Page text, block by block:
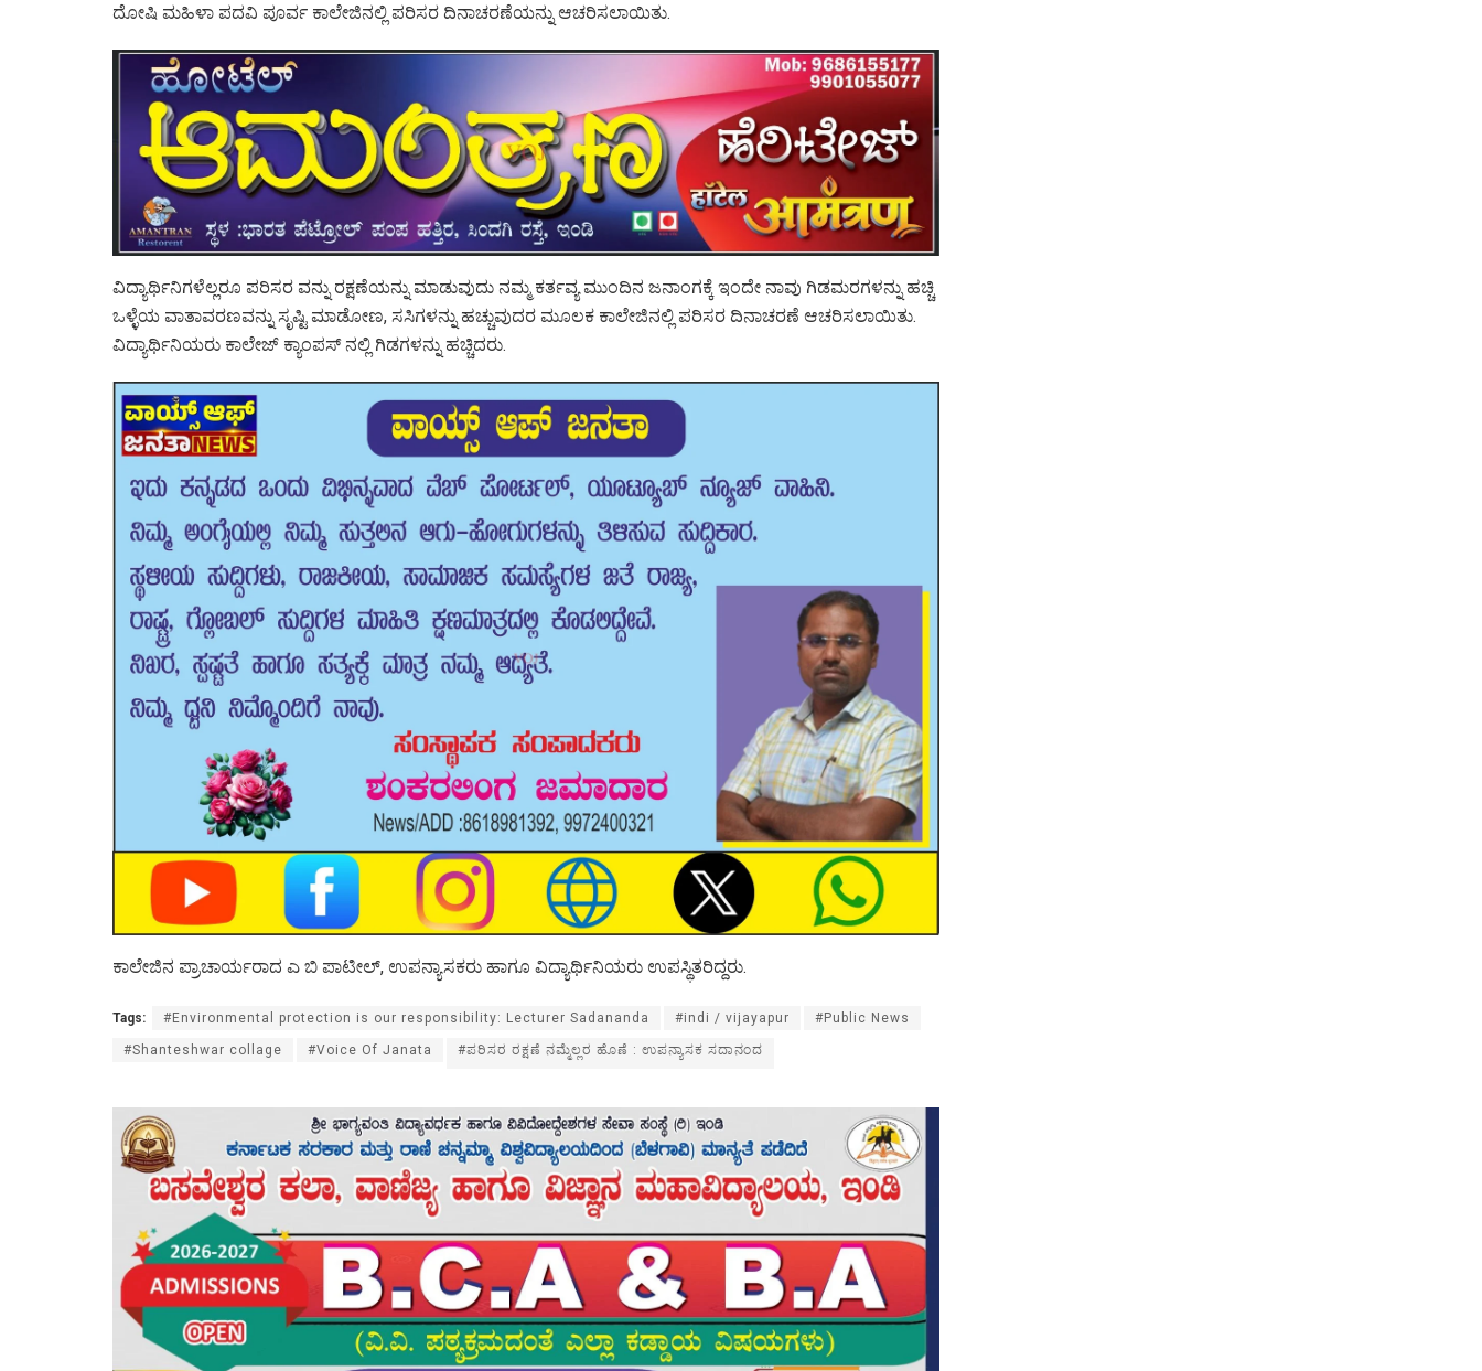
ದೋಷಿ ಮಹಿಳಾ ಪದವಿ ಪೂರ್ವ ಕಾಲೇಜಿನಲ್ಲಿ ಪರಿಸರ ದಿನಾಚರಣೆಯನ್ನು ಆಚರಿಸಲಾಯಿತು.
ವಿದ್ಯಾರ್ಥಿನಿಗಳೆಲ್ಲರೂ ಪರಿಸರ ವನ್ನು ರಕ್ಷಣೆಯನ್ನು ಮಾಡುವುದು ನಮ್ಮ ಕರ್ತವ್ಯ ಮುಂದಿನ ಜನಾಂಗಕ್ಕೆ ಇಂದೇ ನಾವು ಗಿಡಮರಗಳನ್ನು ಹಚ್ಚಿ
ಒಳ್ಳೆಯ ವಾತಾವರಣವನ್ನು ಸೃಷ್ಟಿ ಮಾಡೋಣ, ಸಸಿಗಳನ್ನು ಹಚ್ಚುವುದರ ಮೂಲಕ ಕಾಲೇಜಿನಲ್ಲಿ ಪರಿಸರ ದಿನಾಚರಣೆ ಆಚರಿಸಲಾಯಿತು.
ವಿದ್ಯಾರ್ಥಿನಿಯರು ಕಾಲೇಜ್ ಕ್ಯಾಂಪಸ್ ನಲ್ಲಿ ಗಿಡಗಳನ್ನು ಹಚ್ಚಿದರು.
ಕಾಲೇಜಿನ ಪ್ರಾಚಾರ್ಯರಾದ ಎ ಬಿ ಪಾಟೀಲ್, ಉಪನ್ಯಾಸಕರು ಹಾಗೂ ವಿದ್ಯಾರ್ಥಿನಿಯರು ಉಪಸ್ಥಿತರಿದ್ದರು.
Tags: #Environmental protection is our responsibility: Lecturer Sadananda #indi / vijayapur #Public News
#Shanteshwar collage #Voice Of Janata #ಪರಿಸರ ರಕ್ಷಣೆ ನಮ್ಮೆಲ್ಲರ ಹೊಣೆ : ಉಪನ್ಯಾಸಕ ಸದಾನಂದ